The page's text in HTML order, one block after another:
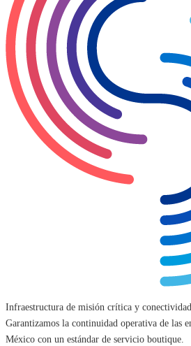
Infraestructura de misión crítica y
Garantizamos la continuidad operativa de las
México con un estándar de servicio boutique.